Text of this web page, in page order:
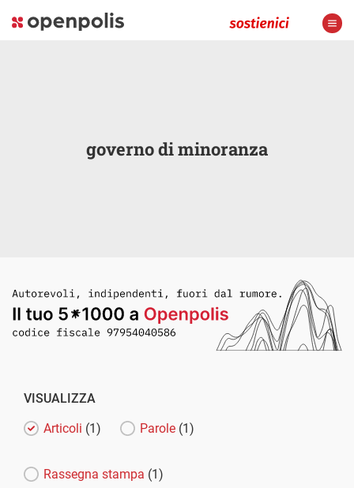
governo di minoranza
VISUALIZZA
Articoli (1) Parole (1)
Rassegna stampa (1)